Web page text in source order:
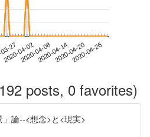
27
2020-04-022020-04-082020-04-142020-04-202020-04-26
posts, 0 favorites)
論--<想念>と<現実>